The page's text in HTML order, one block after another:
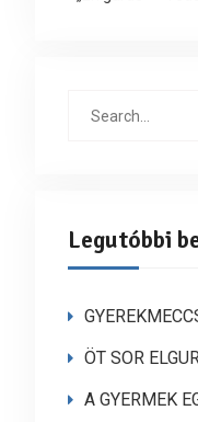
Legutóbbi
ÖT SOR
A GYERMEK